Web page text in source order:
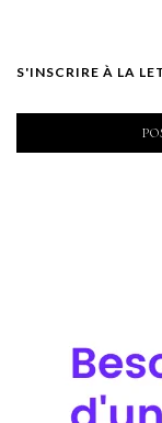
S'INSCRIRE À LA